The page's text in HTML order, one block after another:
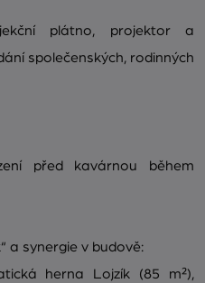
plátno, projektor a
společenských, rodinných
před kavárnou během
a synergie v budově:
herna Lojzík (85 m²),